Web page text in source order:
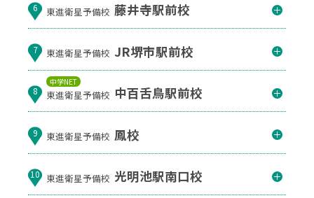
6 東進衛星予備校 藤井寺駅前校
7 東進衛星予備校 JR堺市駅前校
中学NET
8 東進衛星予備校 中百舌鳥駅前校
9 東進衛星予備校 鳳校
10 東進衛星予備校 光明池駅南口校